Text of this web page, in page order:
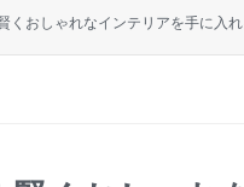
くおしゃれなインテリアを手に入